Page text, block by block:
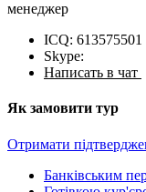
менеджер
ICQ: 613575501
Skype:
Написать в чат
Як замовити тур
Отримати
Банківським